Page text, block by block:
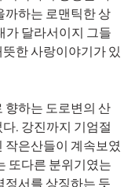
까하는 로맨틱한 상
가 달라서이지 그들
한 사랑이야기가 있
향하는 도로변의 산
. 강진까지 기엄절
작은산들이 계속보였
또다른 분위기였는
정서를 상징하는 듯